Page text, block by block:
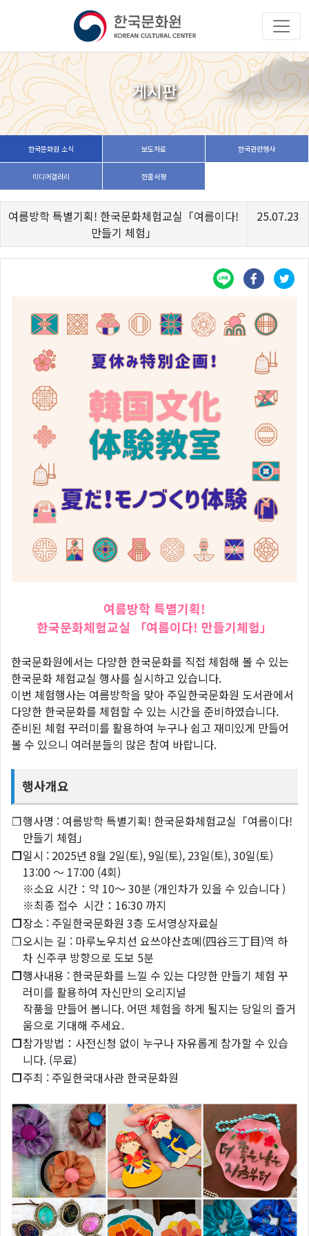
게시판
한국문화원 소식 보도자료 한국관련행사
미디어갤러리 한줄서평
여름방학 특별기획! 한국문화체험교실「여름이다!
만들기 체험」
25.07.23
여름방학 특별기획!
한국문화체험교실 「여름이다! 만들기체험」
한국문화원에서는 다양한 한국문화를 직접 체험해 볼 수 있는
한국문화 체험교실 행사를 실시하고 있습니다.
이번 체험행사는 여름방학을 맞아 주일한국문화원 도서관에서
다양한 한국문화를 체험할 수 있는 시간을 준비하였습니다.
준비된 체험 꾸러미를 활용하여 누구나 쉽고 재미있게 만들어
볼 수 있으니 여러분들의 많은 참여 바랍니다.
행사개요
❐행사명 : 여름방학 특별기획! 한국문화체험교실「여름이다!
만들기 체험」
❐일시 : 2025년 8월 2일(토), 9일(토), 23일(토), 30일(토)
13:00 ～ 17:00 (4회)
※소요 시간：약 10〜 30분 (개인차가 있을 수 있습니다 )
※최종 접수 시간：16:30 까지
❐장소 : 주일한국문화원 3층 도서영상자료실
❐오시는 길 : 마루노우치선 요쓰야산쵸메(四谷三丁目)역 하
차 신주쿠 방향으로 도보 5분
❐행사내용 : 한국문화를 느낄 수 있는 다양한 만들기 체험 꾸
러미를 활용하여 자신만의 오리지널
작품을 만들어 봅니다. 어떤 체험을 하게 될지는 당일의 즐거
움으로 기대해 주세요.
❐참가방법：사전신청 없이 누구나 자유롭게 참가할 수 있습
니다. (무료)
❐주최 : 주일한국대사관 한국문화원